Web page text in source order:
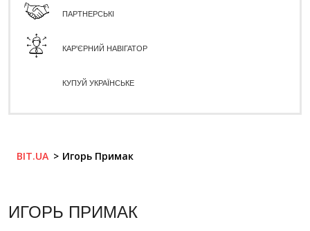
ПАРТНЕРСЬКІ
КАР'ЄРНИЙ НАВІГАТОР
КУПУЙ УКРАЇНСЬКЕ
BIT.UA Игорь Примак
ИГОРЬ ПРИМАК